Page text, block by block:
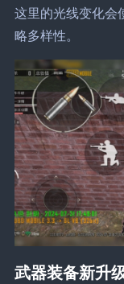
这里的光线变化会
略多样性。
武器装备新升